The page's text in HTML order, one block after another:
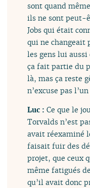
sont quand
ils ne sont peut-
Jobs qui était
qui ne changeait
les gens lui
ça fait partie du
là, mas ça reste
n’excuse pas
Luc :Ce que le
Torvalds n’est
avait réexaminé
faisait fuir des
projet, que ceux
même fatigués
qu’il avait donc